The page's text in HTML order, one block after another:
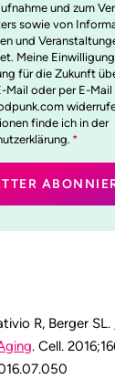
und zum
sowie von
und
Meine
für die Zukunft
Mail oder per E-Mail
finde ich in der
*
R, Berger SL.
. Cell.